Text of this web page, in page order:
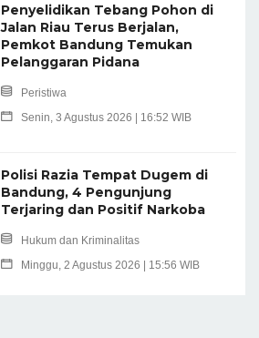
Penyelidikan Tebang Pohon di
Jalan Riau Terus Berjalan,
Pemkot Bandung Temukan
Pelanggaran Pidana
Peristiwa
Senin, 3 Agustus 2026 | 16:52 WIB
Polisi Razia Tempat Dugem di
Bandung, 4 Pengunjung
Terjaring dan Positif Narkoba
Hukum dan Kriminalitas
Minggu, 2 Agustus 2026 | 15:56 WIB